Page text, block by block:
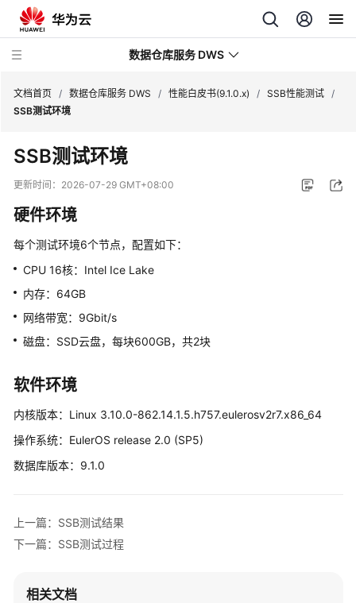
数据仓库服务 DWS
新
动
务
公
产
品
绍
计
说
明
速
门
用
文档首页 / 数据仓库服务 DWS / 性能白皮书(9.1.0.x) / SSB性能测试 /
SSB测试环境
SSB测试环境
更新时间： 2026-07-29 GMT+08:00
硬件环境
每个测试环境6个节点，配置如下：
CPU 16核：Intel Ice Lake
内存：64GB
网络带宽：9Gbit/s
磁盘：SSD云盘，每块600GB，共2块
软件环境
内核版本：Linux 3.10.0-862.14.1.5.h757.eulerosv2r7.x86_64
操作系统：EulerOS release 2.0 (SP5)
数据库版本：9.1.0
上一篇：SSB测试结果
下一篇：SSB测试过程
相关文档